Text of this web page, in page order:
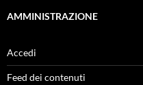
AMMINISTRAZIONE
Accedi
Feed dei contenuti